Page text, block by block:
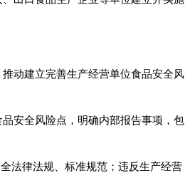
动建立完善生产经营单位食品安全风
安全风险点，明确内部报告事项，包
法律法规、标准规范；违反生产经营